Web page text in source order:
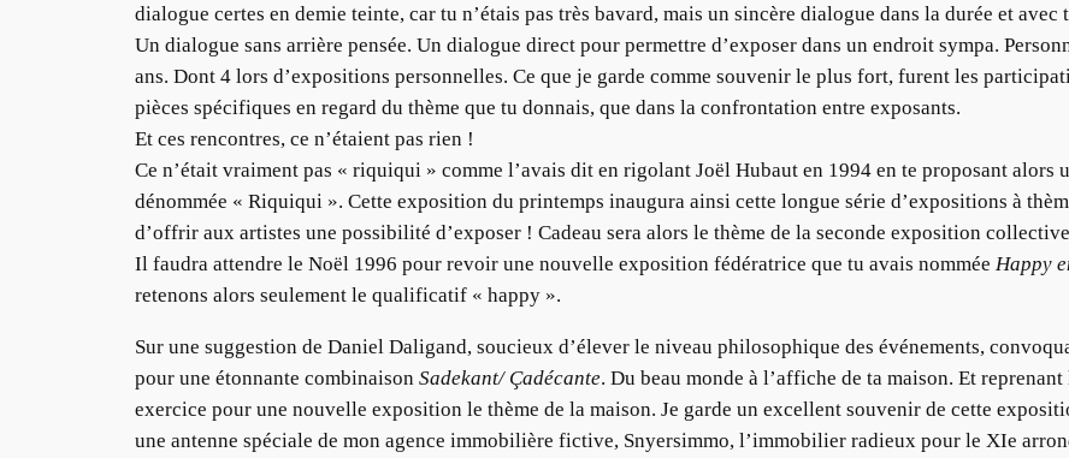
dialogue certes en demie teinte, car tu n’étais pas très bavard, mais un sincère dialogue dans la durée et
Un dialogue sans arrière pensée. Un dialogue direct pour permettre d’exposer dans un endroit sympa.
ans. Dont 4 lors d’expositions personnelles. Ce que je garde comme souvenir le plus fort, furent les
pièces spécifiques en regard du thème que tu donnais, que dans la confrontation entre exposants.
Et ces rencontres, ce n’étaient pas rien !
Ce n’était vraiment pas « riquiqui » comme l’avais dit en rigolant Joël Hubaut en 1994 en te proposant
dénommée « Riquiqui ». Cette exposition du printemps inaugura ainsi cette longue série d’expositions à
d’offrir aux artistes une possibilité d’exposer ! Cadeau sera alors le thème de la seconde exposition
Il faudra attendre le Noël 1996 pour revoir une nouvelle exposition fédératrice que tu avais nommée Happy
retenons alors seulement le qualificatif « happy ».
Sur une suggestion de Daniel Daligand, soucieux d’élever le niveau philosophique des événements,
pour une étonnante combinaison Sadekant/ Çadécante. Du beau monde à l’affiche de ta maison. Et
exercice pour une nouvelle exposition le thème de la maison. Je garde un excellent souvenir de cette
une antenne spéciale de mon agence immobilière fictive, Snyersimmo, l’immobilier radieux pour le XIe